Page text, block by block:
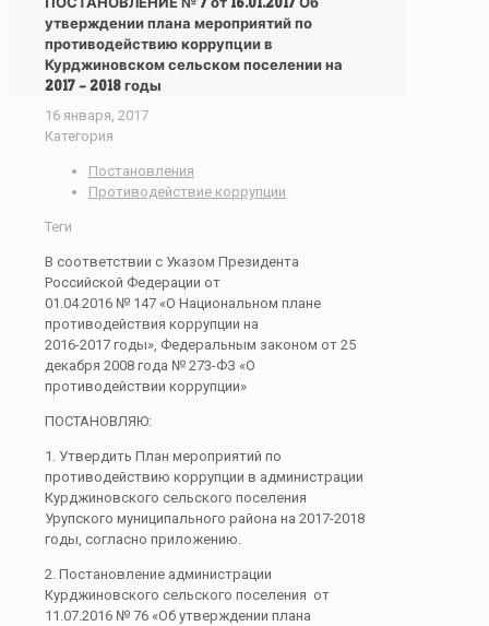
утверждении плана мероприятий по
противодействию коррупции в
Курджиновском сельском поселении на
2017 – 2018 годы
16 января, 2017
Категория
Постановления
Противодействие коррупции
Теги
В соответствии с Указом Президента
Российской Федерации от
01.04.2016 № 147 «О Национальном плане
противодействия коррупции на
2016-2017 годы», Федеральным законом от 25
декабря 2008 года № 273-ФЗ «О
противодействии коррупции»
ПОСТАНОВЛЯЮ:
1. Утвердить План мероприятий по
противодействию коррупции в администрации
Курджиновского сельского поселения
Урупского муниципального района на 2017-2018
годы, согласно приложению.
2. Постановление администрации
Курджиновского сельского поселения от
11.07.2016 № 76 «Об утверждении плана